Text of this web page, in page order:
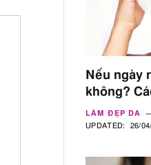
Nếu ngày
không?
LÀM ĐẸP DA
UPDATED:
26/